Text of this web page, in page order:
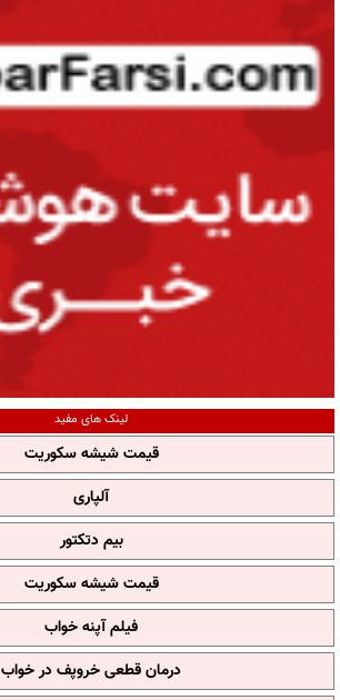
لینک های مفید
قیمت شیشه سکوریت
آلپاری
بیم دتکتور
قیمت شیشه سکوریت
فیلم آپنه خواب
درمان قطعی خروپف در خواب